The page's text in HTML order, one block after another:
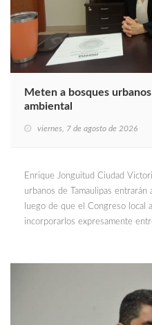
Meten a bosques
ambiental
viernes, 7 de agosto de 2026
Enrique Jonguitud Ciudad
urbanos de Tamaulipas
luego de que el Congreso local
incorporarlos expresamente